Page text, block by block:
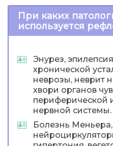
При каких
используется
Энурез,
хронической
неврозы, неврит
хвори органов
периферической
нервной системы.
Болезнь